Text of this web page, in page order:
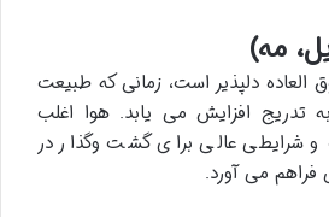
مه)
العاده دلپذیر است، زمانی که طبیعت
تدریج افزایش می یابد. هوا اغلب
شرایطی عالی برای گشت وگذار در
فراهم می آورد.